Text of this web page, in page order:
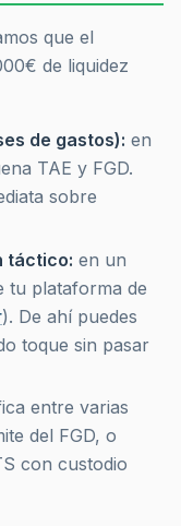
que el
de liquidez
de gastos): en
TAE y FGD.
sobre
táctico: en un
tu plataforma de
). De ahí puedes
toque sin pasar
entre varias
del FGD, o
con custodio